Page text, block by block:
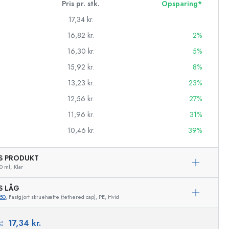
Eksemplarisk repræsentation
Pris pr. stk.
Opsparing*
17,34 kr.
16,82 kr.
2%
16,30 kr.
5%
15,92 kr.
8%
13,23 kr.
23%
12,56 kr.
27%
11,96 kr.
31%
10,46 kr. 39%
PRODUKT
ml, Klar
LÅG
, Fastgjort skruehætte (tethered cap), PE, Hvid
17,34 kr.